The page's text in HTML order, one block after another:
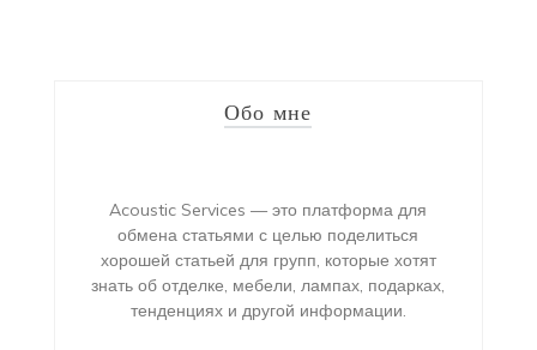
Обо мне
Acoustic Services — это платформа для
обмена статьями с целью поделиться
хорошей статьей для групп, которые хотят
знать об отделке, мебели, лампах, подарках,
тенденциях и другой информации.